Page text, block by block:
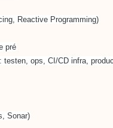
Reactive Programming)
pré
ops, CI/CD infra,
Sonar)